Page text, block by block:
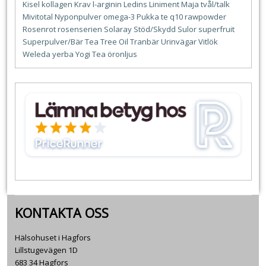
Kisel kollagen Kravl-arginin Ledins LinimentMaja tvål/talk
Mivitotal Nyponpulver omega-3 Pukka te q10rawpowder
Rosenrotrosenserien Solaray Stöd/Skydd Sulor superfruit
Superpulver/BärTea Tree Oil TranbärUrinvägarVitlök
Weleda yerba Yogi Tea öronljus
KONTAKTA OSS
Hälsohuset i Hagfors
Lillstugevägen 1D
683 34 Hagfors